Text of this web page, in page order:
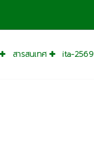
สารสนเทศ ita-2569